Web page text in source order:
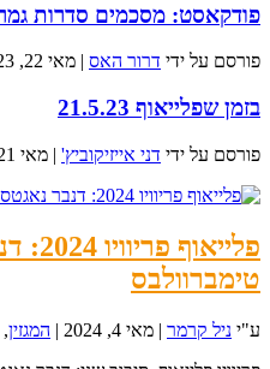
פודקאסט: מסכמים סדרות גמר
פורסם על ידי דרור האס | מאי 22, 2023
בזמן שפלייאוף 21.5.23
פורסם על ידי דני אייזיקוביץ' | מאי 21, 2023
טימברוולבס
ע"י ניל קרמר | מאי 4, 2024 | המגזין,